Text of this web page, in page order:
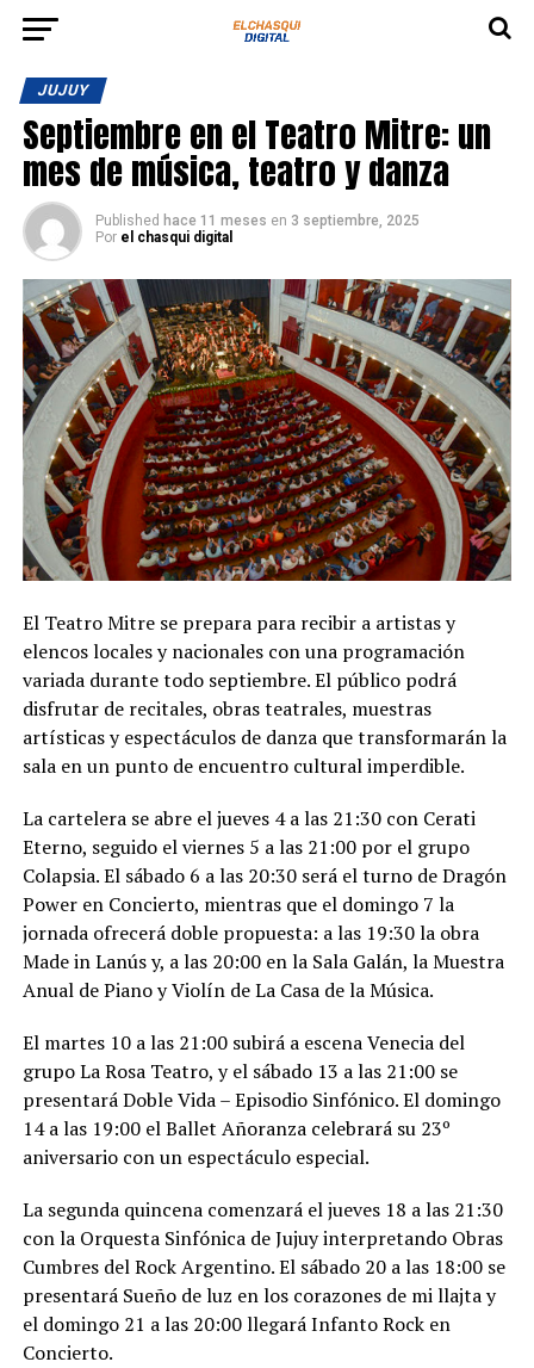
JUJUY
Septiembre en el Teatro Mitre: un
mes de música, teatro y danza
Published hace 11 meses en 3 septiembre, 2025
Por el chasqui digital
El Teatro Mitre se prepara para recibir a artistas y
elencos locales y nacionales con una programación
variada durante todo septiembre. El público podrá
disfrutar de recitales, obras teatrales, muestras
artísticas y espectáculos de danza que transformarán la
sala en un punto de encuentro cultural imperdible.
La cartelera se abre el jueves 4 a las 21:30 con Cerati
Eterno, seguido el viernes 5 a las 21:00 por el grupo
Colapsia. El sábado 6 a las 20:30 será el turno de Dragón
Power en Concierto, mientras que el domingo 7 la
jornada ofrecerá doble propuesta: a las 19:30 la obra
Made in Lanús y, a las 20:00 en la Sala Galán, la Muestra
Anual de Piano y Violín de La Casa de la Música.
El martes 10 a las 21:00 subirá a escena Venecia del
grupo La Rosa Teatro, y el sábado 13 a las 21:00 se
presentará Doble Vida – Episodio Sinfónico. El domingo
14 a las 19:00 el Ballet Añoranza celebrará su 23º
aniversario con un espectáculo especial.
La segunda quincena comenzará el jueves 18 a las 21:30
con la Orquesta Sinfónica de Jujuy interpretando Obras
Cumbres del Rock Argentino. El sábado 20 a las 18:00 se
presentará Sueño de luz en los corazones de mi llajta y
el domingo 21 a las 20:00 llegará Infanto Rock en
Concierto.